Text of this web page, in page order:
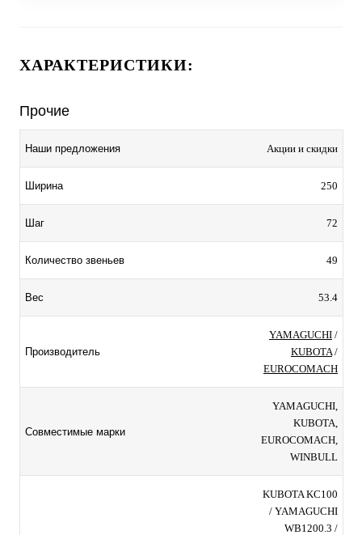
ХАРАКТЕРИСТИКИ:
Прочие
Наши предложения Акции и скидки
Ширина 250
Шаг 72
Количество звеньев 49
Вес 53.4
Производитель
YAMAGUCHI /
KUBOTA/
EUROCOMACH
Совместимые марки
YAMAGUCHI,
KUBOTA,
EUROCOMACH,
WINBULL
KUBOTA KC100
/ YAMAGUCHI
WB1200.3 /